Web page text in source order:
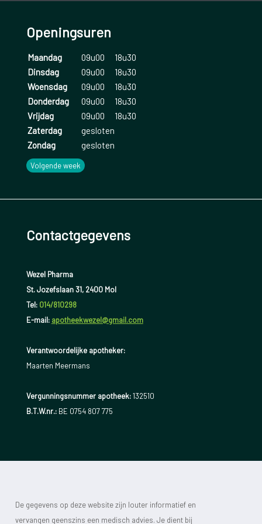
Openingsuren
Maandag 09u00
18u30
Dinsdag
09u00
18u30
Woensdag
09u00
18u30
Donderdag
09u00
18u30
Vrijdag
09u00
18u30
Zaterdag
gesloten
Zondag
gesloten
Volgende week
Contactgegevens
Wezel Pharma
St. Jozefslaan 31, 2400 Mol
Tel: 014/810298
E-mail: apotheekwezel@gmail.com
Verantwoordelijke apotheker:
Maarten Meermans
Vergunningsnummer apotheek:132510
B.T.W.nr.:BE 0754 807 775
De gegevens op deze website zijn louter informatief en
vervangen geenszins een medisch advies. Je dient bij